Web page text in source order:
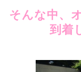
そんな中、
到着